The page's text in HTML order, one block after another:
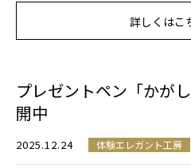
詳しくはこ
プレゼントペン「かが
開中
2025.12.24 体験エレガント工房